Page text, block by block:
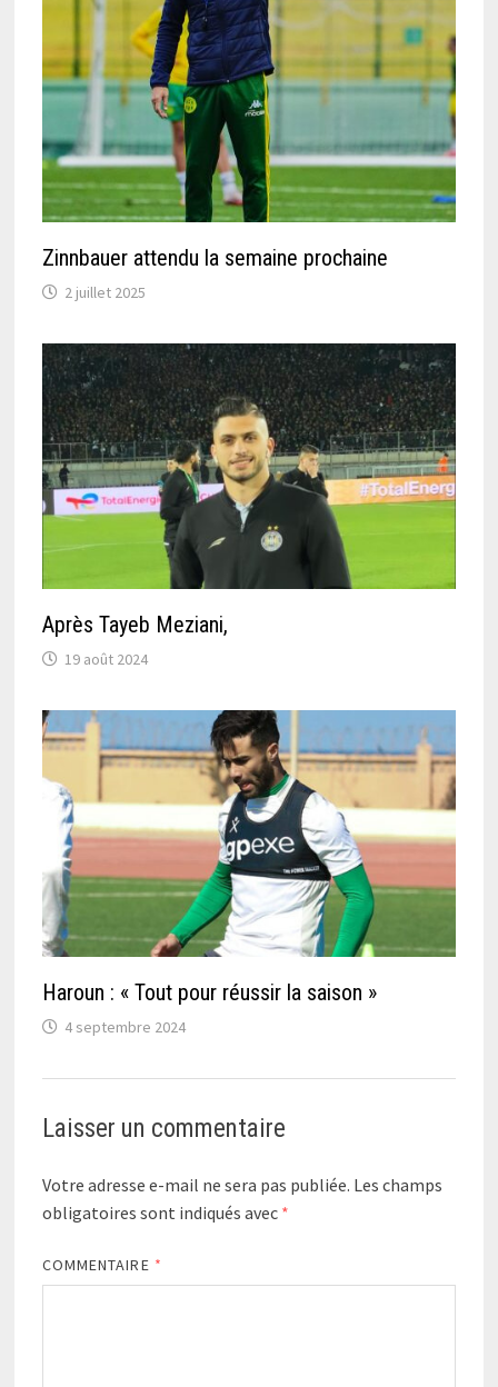
Zinnbauer attendu la semaine prochaine
2 juillet 2025
Après Tayeb Meziani,
19 août 2024
Haroun : « Tout pour réussir la saison »
4 septembre 2024
Laisser un commentaire
Votre adresse e-mail ne sera pas publiée. Les champs
obligatoires sont indiqués avec *
COMMENTAIRE *